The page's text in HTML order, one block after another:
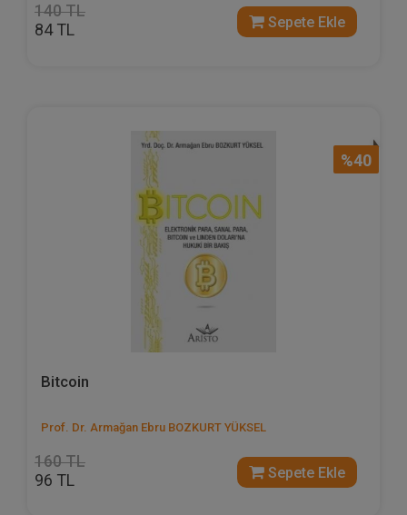
140 TL
84 TL Sepete Ekle
%40
Bitcoin
Prof. Dr. Armağan Ebru BOZKURT YÜKSEL
160 TL
96 TL Sepete Ekle